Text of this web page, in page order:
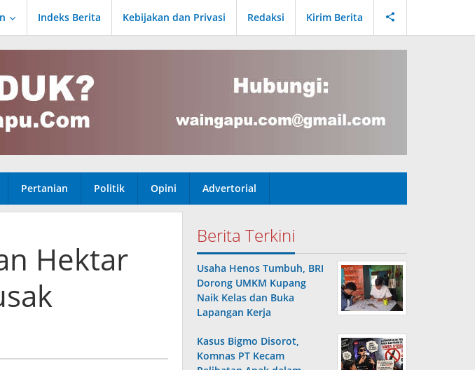
Indeks Berita Kebijakan dan Privasi Redaksi Kirim Berita
Pertanian Politik Opini Advertorial
Hektar
Berita Terkini
Usaha Henos Tumbuh, BRI
Dorong UMKM Kupang
Naik Kelas dan Buka
Lapangan Kerja
Kasus Bigmo Disorot,
Komnas PT Kecam